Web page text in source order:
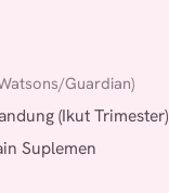
Guardian)
(Ikut Trimester)
Suplemen